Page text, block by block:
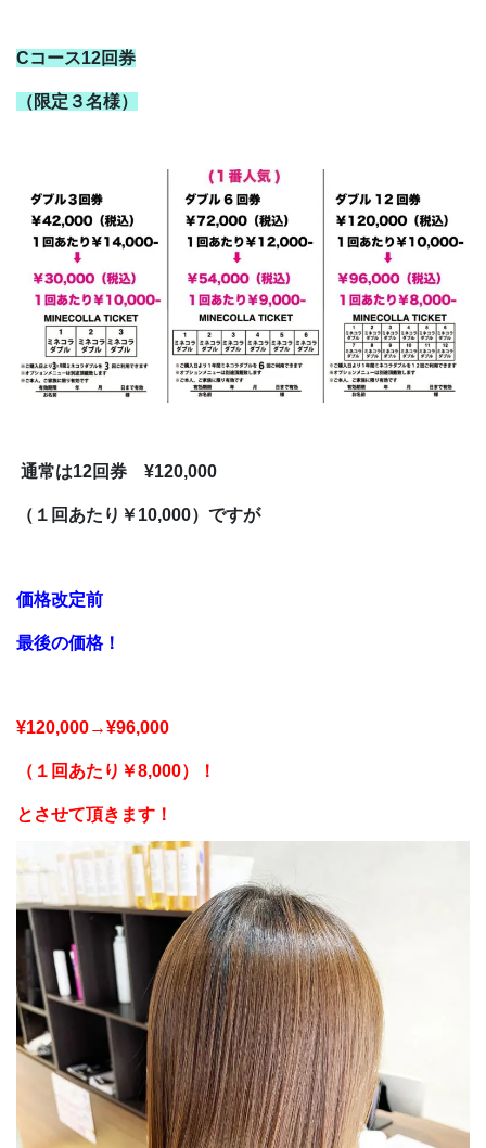
Cコース12回券
（限定３名様）
通常は12回券 ¥120,000
（１回あたり￥10,000）ですが
価格改定前
最後の価格！
¥120,000→¥96,000
（１回あたり￥8,000）！
とさせて頂きます！